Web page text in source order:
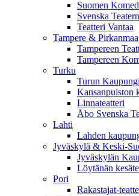
Suomen
Svenska Teatern
Teatteri Vantaa
Tampere & Pirkanmaa
Tampereen
Tampereen
Turku
Turun
Kansanpuiston
Linnateatteri
Åbo Svenska
Lahti
Lahden
Jyväskylä & Keski-
Jyväskylän
Löytänän
Pori
Rakastajat-